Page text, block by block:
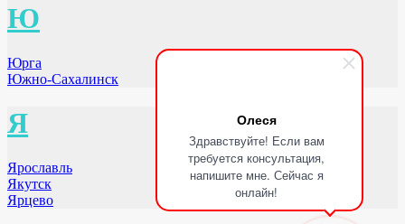
Олеся
Здравствуйте! Если вам
требуется консультация,
напишите мне. Сейчас я
онлайн!
Ю
Юрга
Южно-Сахалинск
Я
Ярославль
Якутск
Ярцево